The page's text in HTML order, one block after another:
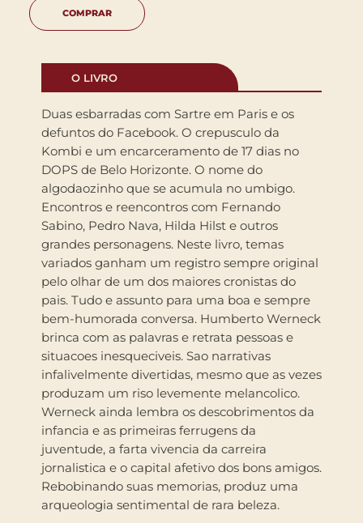
COMPRAR
O LIVRO
Duas esbarradas com Sartre em Paris e os
defuntos do Facebook. O crepusculo da
Kombi e um encarceramento de 17 dias no
DOPS de Belo Horizonte. O nome do
algodaozinho que se acumula no umbigo.
Encontros e reencontros com Fernando
Sabino, Pedro Nava, Hilda Hilst e outros
grandes personagens. Neste livro, temas
variados ganham um registro sempre original
pelo olhar de um dos maiores cronistas do
pais. Tudo e assunto para uma boa e sempre
bem-humorada conversa. Humberto Werneck
brinca com as palavras e retrata pessoas e
situacoes inesqueciveis. Sao narrativas
infalivelmente divertidas, mesmo que as vezes
produzam um riso levemente melancolico.
Werneck ainda lembra os descobrimentos da
infancia e as primeiras ferrugens da
juventude, a farta vivencia da carreira
jornalistica e o capital afetivo dos bons amigos.
Rebobinando suas memorias, produz uma
arqueologia sentimental de rara beleza.